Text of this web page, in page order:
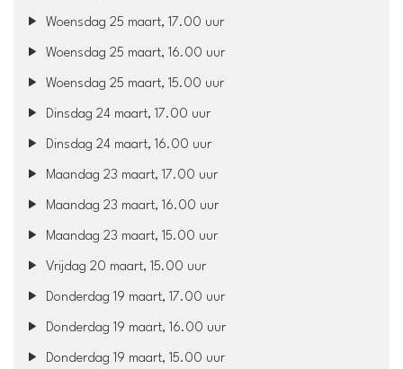
Woensdag 25 maart, 17.00 uur
Woensdag 25 maart, 16.00 uur
Woensdag 25 maart, 15.00 uur
Dinsdag 24 maart, 17.00 uur
Dinsdag 24 maart, 16.00 uur
Maandag 23 maart, 17.00 uur
Maandag 23 maart, 16.00 uur
Maandag 23 maart, 15.00 uur
Vrijdag 20 maart, 15.00 uur
Donderdag 19 maart, 17.00 uur
Donderdag 19 maart, 16.00 uur
Donderdag 19 maart, 15.00 uur